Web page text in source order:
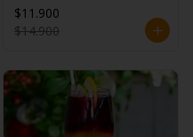
$11.900
$14.900